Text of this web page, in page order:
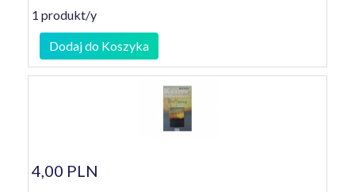
1 produkt/y
Dodaj do Koszyka
4,00 PLN